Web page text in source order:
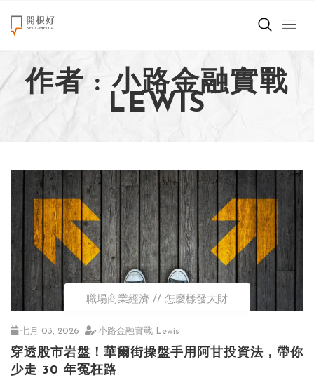
來點正能量
世界在想什麼
創造美好生活
職場商業經濟
影片專區
關於我們
作者 : 小路金融實戰
LEWIS
職場商業經濟 怎麼樣發大財
七月 03, 2026 小路金融實戰 Lewis
穿透股市岩盤！華爾街操盤手用阿甘投資法，帶你
少走 30 年冤枉路